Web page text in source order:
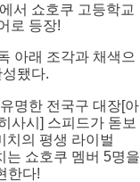
서 쇼호쿠 고등학교
로 등장!
아래 조각과 채색으
됐다.
명한 전국구 대장[아
사시] 스피드가 돋보
치의 평생 라이벌
는 쇼호쿠 멤버 5명을
한다!